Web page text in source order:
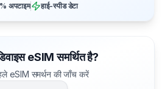
अपटाइम हाई-स्पीड डेटा
eSIM समर्थित है?
eSIM समर्थन की जाँच करें